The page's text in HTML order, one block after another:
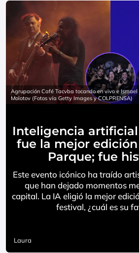
Agrupación Café Tacvba tocando en vivo e
Molotov (Fotos vía Getty Images y COLPRENSA)
Inteligencia
fue la mejor
Parque; fue
Este evento icónico ha traído
que han dejado momentos
capital. La IA eligió la mejor
festival, ¿cuál es su
Laura